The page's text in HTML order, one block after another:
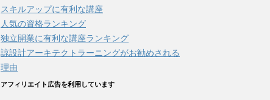
スキルアップに有利な講座
人気の資格ランキング
独立開業に有利な講座ランキング
諒設計アーキテクトラーニングがお勧めされる
理由
アフィリエイト広告を利用しています